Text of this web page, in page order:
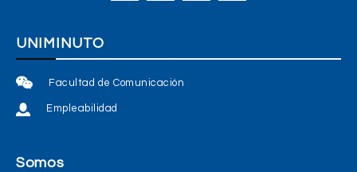
UNIMINUTO
Facultad de Comunicación
Empleabilidad
Somos